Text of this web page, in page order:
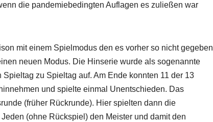
die pandemiebedingten Auflagen es zuließen war
mit einem Spielmodus den es vorher so nicht gegeben
neuen Modus. Die Hinserie wurde als sogenannte
zu Spieltag auf. Am Ende konnten 11 der 13
und spielte einmal Unentschieden. Das
(früher Rückrunde). Hier spielten dann die
(ohne Rückspiel) den Meister und damit den